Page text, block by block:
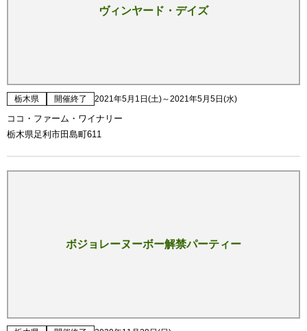
ヴィンヤード・デイズ
栃木県 開催終了 2021年5月1日(土)～2021年5月5日(水)
ココ・ファーム・ワイナリー
栃木県足利市田島町611
ボジョレーヌーボー解禁パーティー